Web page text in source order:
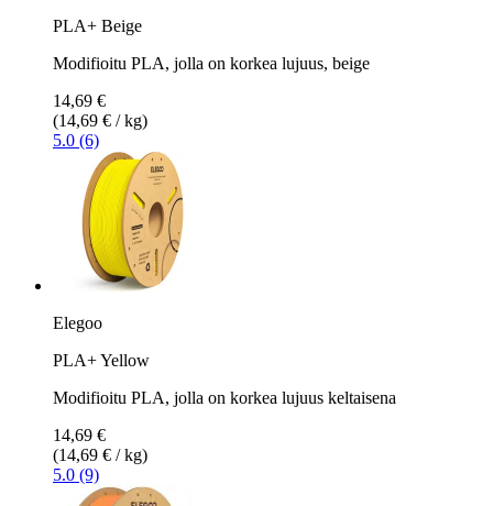
PLA+ Beige
Modifioitu PLA, jolla on korkea lujuus, beige
14,69 €
(14,69 € / kg)
5.0 (6)
Elegoo
PLA+ Yellow
Modifioitu PLA, jolla on korkea lujuus keltaisena
14,69 €
(14,69 € / kg)
5.0 (9)